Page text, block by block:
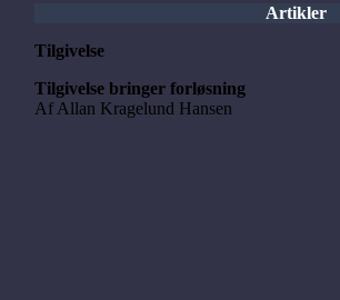
Artikler
Tilgivelse
Tilgivelse bringer forløsning
Af Allan Kragelund Hansen